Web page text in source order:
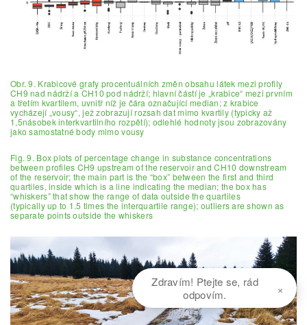
Obr. 9. Krabicové grafy procentuálních změn obsahu látek mezi profily
CH9 nad nádrží a CH10 pod nádrží; hlavní částí je „krabice“ mezi prvním
a třetím kvartilem, uvnitř níž je čára označující median; z krabice
vycházejí „vousy“, jež zobrazují rozsah dat mimo kvartily (typicky až
1,5násobek interkvartilního rozpětí); odlehlé hodnoty jsou zobrazovány
jako samostatné body mimo vousy
Fig. 9. Box plots of percentage change in substance concentrations
between profiles CH9 upstream of the reservoir and CH10 downstream
of the reservoir; the main part is the “box” between the first and third
quartiles, inside which is a line indicating the median; the box has
“whiskers” that show the range of data outside the quartiles
(typically up to 1.5 times the interquartile range); outliers are shown as
separate points outside the whiskers
Zdravím! Ptejte se, rád
odpovím.
×